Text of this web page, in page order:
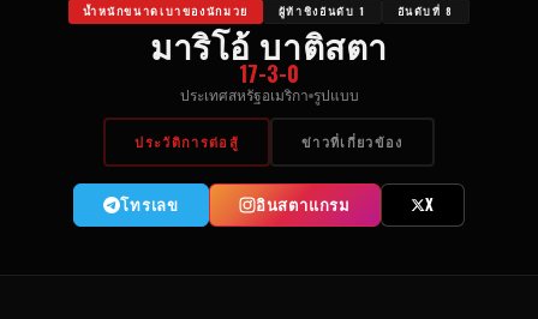
น้ำหนักขนาดเบาของนักมวย ผู้ท้าชิงอันดับ 1 อันดับที่ 8
มาริโอ้ บาติสตา
17-3-0
ประเทศสหรัฐอเมริกา รูปแบบ
ประวัติการต่อสู้ ข่าวที่เกี่ยวข้อง
โทรเลข อินสตาแกรม X